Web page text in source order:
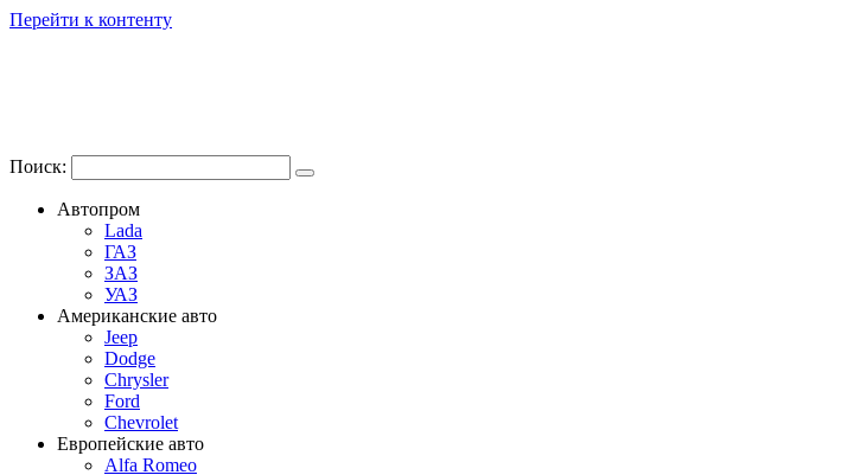
Перейти к контенту
Поиск:
Автопром
Lada
ГАЗ
ЗАЗ
УАЗ
Американские авто
Jeep
Dodge
Chrysler
Ford
Chevrolet
Европейские авто
Alfa Romeo